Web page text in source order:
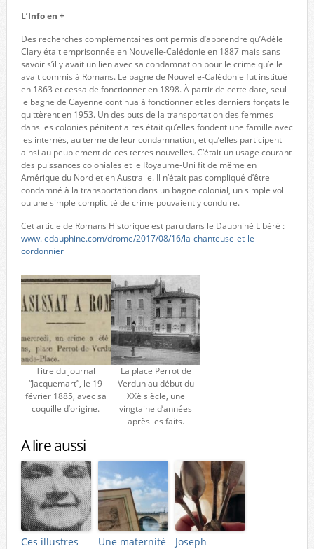
L’Info en +
Des recherches complémentaires ont permis d’apprendre qu’Adèle
Clary était emprisonnée en Nouvelle-Calédonie en 1887 mais sans
savoir s’il y avait un lien avec sa condamnation pour le crime qu’elle
avait commis à Romans. Le bagne de Nouvelle-Calédonie fut institué
en 1863 et cessa de fonctionner en 1898. À partir de cette date, seul
le bagne de Cayenne continua à fonctionner et les derniers forçats le
quittèrent en 1953. Un des buts de la transportation des femmes
dans les colonies pénitentiaires était qu’elles fondent une famille avec
les internés, au terme de leur condamnation, et qu’elles participent
ainsi au peuplement de ces terres nouvelles. C’était un usage courant
des puissances coloniales et le Royaume-Uni fit de même en
Amérique du Nord et en Australie. Il n’était pas compliqué d’être
condamné à la transportation dans un bagne colonial, un simple vol
ou une simple complicité de crime pouvaient y conduire.
Cet article de Romans Historique est paru dans le Dauphiné Libéré :
www.ledauphine.com/drome/2017/08/16/la-chanteuse-et-le-
cordonnier
Titre du journal
“Jacquemart”, le 19
février 1885, avec sa
coquille d’origine.
La place Perrot de
Verdun au début du
XXè siècle, une
vingtaine d’années
après les faits.
A lire aussi
Ces illustres Une maternité Joseph